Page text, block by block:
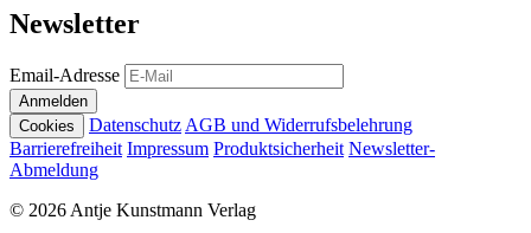
Newsletter
Email-Adresse
Anmelden
Cookies
Datenschutz AGB und Widerrufsbelehrung
Barrierefreiheit Impressum Produktsicherheit Newsletter-
Abmeldung
© 2026 Antje Kunstmann Verlag